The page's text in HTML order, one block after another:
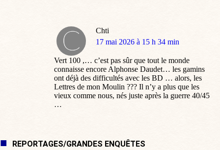
Chti
dit
17 mai 2026 à 15 h 34 min
Vert 100 ,… c’est pas sûr que tout le monde
connaisse encore Alphonse Daudet… les gamins
ont déjà des difficultés avec les BD … alors, les
Lettres de mon Moulin ??? Il n’y a plus que les
vieux comme nous, nés juste après la guerre 40/45
…
REPORTAGES/GRANDES ENQUÊTES